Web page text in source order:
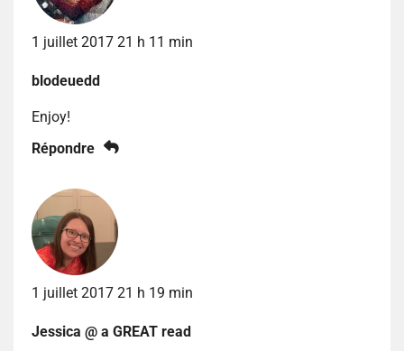
1 juillet 2017 21 h 11 min
blodeuedd
Enjoy!
Répondre
1 juillet 2017 21 h 19 min
Jessica @ a GREAT read